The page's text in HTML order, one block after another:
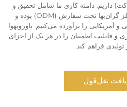
داریم. دامنه کاری ما شامل تحقیق و
توسعه و تولید ساعت‌های فلز گران‌بها تحت سفارش (ODM) بوده و
و آمریکایی را برآورده می‌کنیم. باورویهوا
و قابلیت اطمینان را در هر یک از اجزای
تولیدی فراهم کند.
نقل‌قول